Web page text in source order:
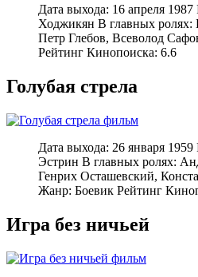
Дата выхода: 16 апреля
Ходжикян В главных ролях:
Петр Глебов, Всеволод
Рейтинг Кинопоиска: 6.6
Голубая стрела
Дата выхода: 26 января
Эстрин В главных ролях:
Генрих Осташевский,
Жанр: Боевик Рейтинг
Игра без ничьей